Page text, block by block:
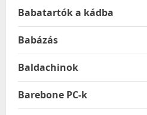
Babatartók a kádba
Babázás
Baldachinok
Barebone PC-k